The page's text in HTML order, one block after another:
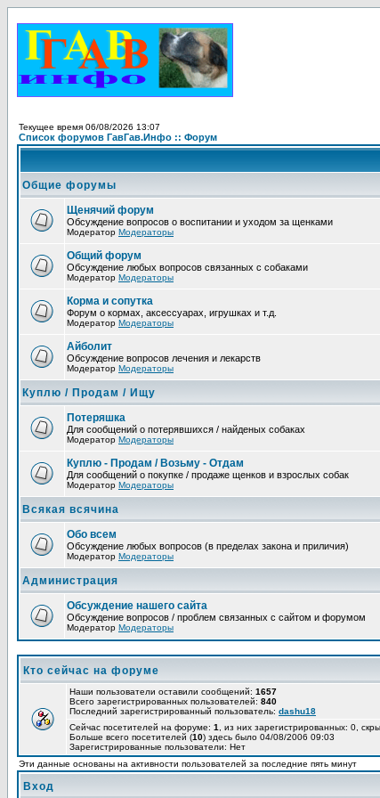
Текущее время 06/08/2026 13:07
Список форумов ГавГав.Инфо :: Форум
Общие форумы
Щенячий форум
Обсуждение вопросов о воспитании и уходом за щенками
Модератор Модераторы
Общий форум
Обсуждение любых вопросов связанных с собаками
Модератор Модераторы
Корма и сопутка
Форум о кормах, аксессуарах, игрушках и т.д.
Модератор Модераторы
Айболит
Обсуждение вопросов лечения и лекарств
Модератор Модераторы
Куплю / Продам / Ищу
Потеряшка
Для сообщений о потерявшихся / найденых собаках
Модератор Модераторы
Куплю - Продам / Возьму - Отдам
Для сообщений о покупке / продаже щенков и взрослых собак
Модератор Модераторы
Всякая всячина
Обо всем
Обсуждение любых вопросов (в пределах закона и приличия)
Модератор Модераторы
Администрация
Обсуждение нашего сайта
Обсуждение вопросов / проблем связанных с сайтом и форумом
Модератор Модераторы
Кто сейчас на форуме
Наши пользователи оставили сообщений: 1657
Всего зарегистрированных пользователей: 840
Последний зарегистрированный пользователь: dashu18
Сейчас посетителей на форуме: 1 , из них зарегистрированных: 0,
Больше всего посетителей (10) здесь было 04/08/2006 09:03
Зарегистрированные пользователи: Нет
Эти данные основаны на активности пользователей за последние пять минут
Вход